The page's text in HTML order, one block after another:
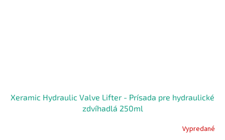
Xeramic Hydraulic Valve Lifter - Prísada pre hydraulické
zdvíhadlá 250ml
Vypredané